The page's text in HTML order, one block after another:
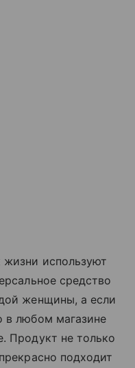
используют
средство
женщины, а если
в любом магазине
Продукт не только
подходит